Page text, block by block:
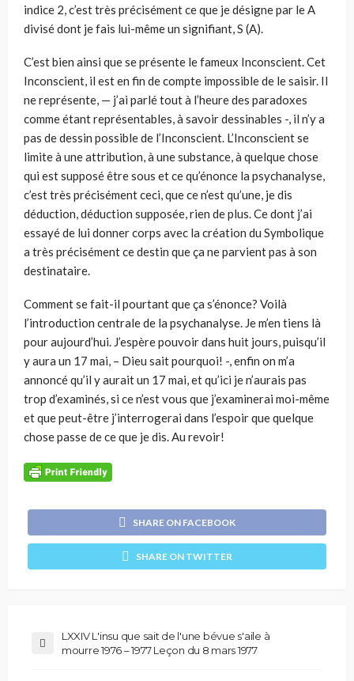
indice 2, c’est très précisément ce que je désigne par le A
divisé dont je fais lui-même un signifiant, S (A).
C’est bien ainsi que se présente le fameux Inconscient. Cet
Inconscient, il est en fin de compte impossible de le saisir. Il
ne représente, — j’ai parlé tout à l’heure des paradoxes
comme étant représentables, à savoir dessinables -, il n’y a
pas de dessin possible de l’Inconscient. L’Inconscient se
limite à une attribution, à une substance, à quelque chose
qui est supposé être sous et ce qu’énonce la psychanalyse,
c’est très précisément ceci, que ce n’est qu’une, je dis
déduction, déduction supposée, rien de plus. Ce dont j’ai
essayé de lui donner corps avec la création du Symbolique
a très précisément ce destin que ça ne parvient pas à son
destinataire.
Comment se fait-il pourtant que ça s’énonce? Voilà
l’introduction centrale de la psychanalyse. Je m’en tiens là
pour aujourd’hui. J’espère pouvoir dans huit jours, puisqu’il
y aura un 17 mai, – Dieu sait pourquoi! -, enfin on m’a
annoncé qu’il y aurait un 17 mai, et qu’ici je n’aurais pas
trop d’examinés, si ce n’est vous que j’examinerai moi-même
et que peut-être j’interrogerai dans l’espoir que quelque
chose passe de ce que je dis. Au revoir!
SHARE ON FACEBOOK
SHARE ON TWITTER
LXXIV L'insu que sait de l'une bévue s'aile à
mourre 1976 – 1977 Leçon du 8 mars 1977